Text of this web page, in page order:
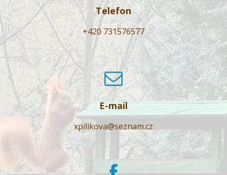
Telefon
+420 731576577
E-mail
xpilikova@seznam.cz